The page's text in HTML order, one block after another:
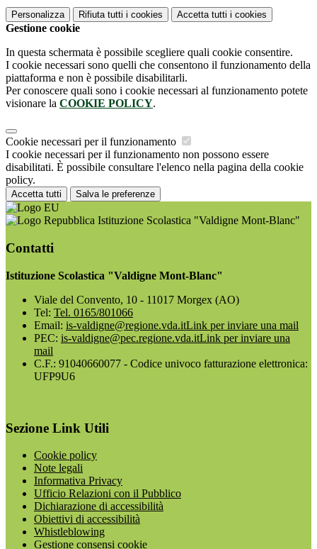
Personalizza Rifiuta tutti i cookies Accetta tutti i cookies
Gestione cookie
In questa schermata è possibile scegliere quali cookie consentire.
I cookie necessari sono quelli che consentono il funzionamento della
piattaforma e non è possibile disabilitarli.
Per conoscere quali sono i cookie necessari al funzionamento potete
visionare la COOKIE POLICY.
Cookie necessari per il funzionamento
I cookie necessari per il funzionamento non possono essere
disabilitati. È possibile consultare l'elenco nella pagina della cookie
policy.
Accetta tutti Salva le preferenze
Istituzione Scolastica "Valdigne Mont-Blanc"
Contatti
Istituzione Scolastica "Valdigne Mont-Blanc"
Viale del Convento, 10 - 11017 Morgex (AO)
Tel: Tel. 0165/801066
Email: is-valdigne@regione.vda.itLink per inviare una mail
PEC: is-valdigne@pec.regione.vda.itLink per inviare una
mail
C.F.: 91040660077 - Codice univoco fatturazione elettronica:
UFP9U6
Sezione Link Utili
Cookie policy
Note legali
Informativa Privacy
Ufficio Relazioni con il Pubblico
Dichiarazione di accessibilità
Obiettivi di accessibilità
Whistleblowing
Gestione consensi cookie